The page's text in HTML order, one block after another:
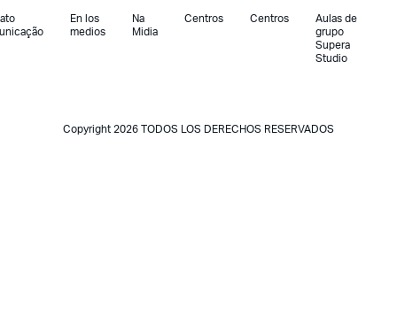
En los
medios
Na
Midia
Centros Centros
Aulas de
grupo
Supera
Studio
Copyright 2026 TODOS LOS DERECHOS RESERVADOS